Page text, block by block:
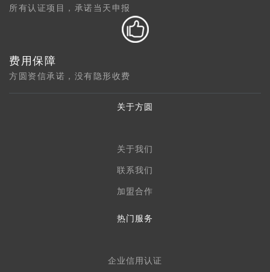
所有认证项目，承诺当天申报
费用保障
方圆资信承诺，没有隐形收费
关于方圆
关于我们
联系我们
加盟合作
热门服务
企业信用认证